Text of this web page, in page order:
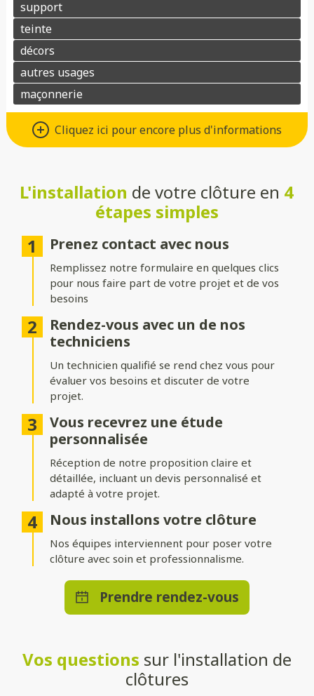
Cliquez ici pour encore plus d'informations
Un grand choix de matériaux de
qualité
: moderne, léger et résistant à la corrosion.
Composite
d’entretien.
: économique, durable et facile à entretenir.
Bois: naturel et chaleureux, idéal pour un extérieur
authentique.
: robuste et contemporain, avec une touche minérale.
: simple, efficace et modulable selon vos besoins.
Différentes options d’occultation
Selon vos envies et vos besoins, nos clôtures peuvent être :
Pleinement occultantes: pour garantir une intimité
maximale.
Ajourées
: pour laisser passer la lumière tout en délimitant
votre espace.
Brise-vue ou brise-vent: pour allier confort et esthétisme.
Une pose adaptée à votre terrain
Que vous souhaitiez une clôture posée directement au sol ou
Un large choix de teintes et de
L'installation de votre clôture en 4
étapes simples
Prenez contact avec nous
Remplissez notre formulaire en quelques clics
pour nous faire part de votre projet et de vos
besoins
Rendez-vous avec un de nos
techniciens
Un technicien qualifié se rend chez vous pour
évaluer vos besoins et discuter de votre
projet.
Vous recevrez une étude
personnalisée
Réception de notre proposition claire et
détaillée, incluant un devis personnalisé et
adapté à votre projet.
Nous installons votre clôture
Nos équipes interviennent pour poser votre
clôture avec soin et professionnalisme.
Prendre rendez-vous
Vos questions sur l'installation de
clôtures